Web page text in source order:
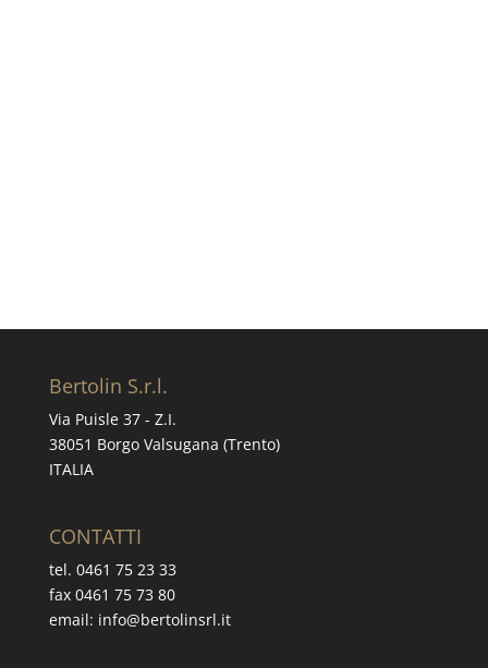
Bertolin S.r.l.
Via Puisle 37 - Z.I.
38051 Borgo Valsugana (Trento)
ITALIA
CONTATTI
tel. 0461 75 23 33
fax 0461 75 73 80
email: info@bertolinsrl.it